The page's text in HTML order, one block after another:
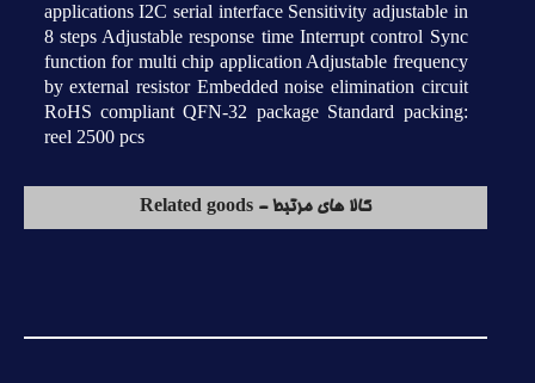
applications I2C serial interface Sensitivity adjustable in
8 steps Adjustable response time Interrupt control Sync
function for multi chip application Adjustable frequency
by external resistor Embedded noise elimination circuit
RoHS compliant QFN-32 package Standard packing:
reel 2500 pcs
کالا های مرتبط - Related goods